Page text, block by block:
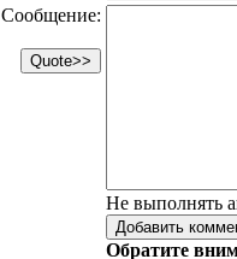
Сообщение:
Не выполнять
Обратите